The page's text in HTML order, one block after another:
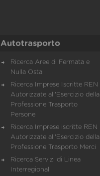
Autotrasporto
Ricerca Aree di Fermata e
Nulla Osta
Ricerca Imprese Iscritte REN
Autorizzate all'Esercizio della
Professione Trasporto
Persone
Ricerca Imprese iscritte REN
Autorizzate all'Esercizio della
Professione Trasporto Merci
Ricerca Servizi di Linea
Interregionali